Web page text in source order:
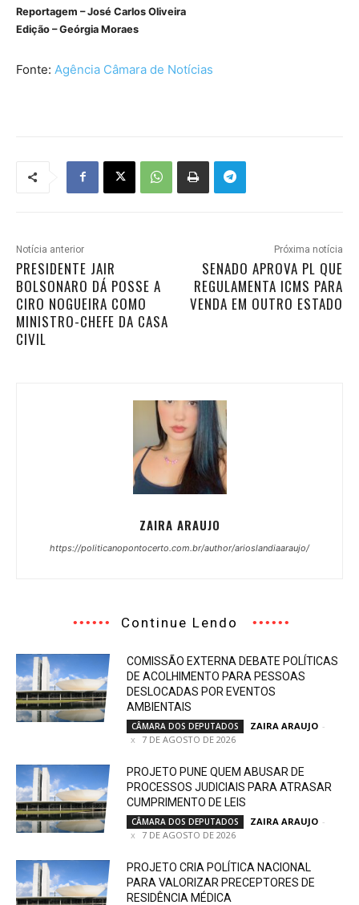
Reportagem – José Carlos Oliveira
Edição – Geórgia Moraes
Fonte: Agência Câmara de Notícias
Notícia anterior
PRESIDENTE JAIR
BOLSONARO DÁ POSSE A
CIRO NOGUEIRA COMO
MINISTRO-CHEFE DA CASA
CIVIL
Próxima notícia
SENADO APROVA PL QUE
REGULAMENTA ICMS PARA
VENDA EM OUTRO ESTADO
ZAIRA ARAUJO
https://politicanopontocerto.com.br/author/arioslandiaaraujo/
Continue Lendo
COMISSÃO EXTERNA DEBATE POLÍTICAS
DE ACOLHIMENTO PARA PESSOAS
DESLOCADAS POR EVENTOS
AMBIENTAIS
CÂMARA DOS DEPUTADOS ZAIRA ARAUJO -
7 DE AGOSTO DE 2026
PROJETO PUNE QUEM ABUSAR DE
PROCESSOS JUDICIAIS PARA ATRASAR
CUMPRIMENTO DE LEIS
CÂMARA DOS DEPUTADOS ZAIRA ARAUJO -
7 DE AGOSTO DE 2026
PROJETO CRIA POLÍTICA NACIONAL
PARA VALORIZAR PRECEPTORES DE
RESIDÊNCIA MÉDICA